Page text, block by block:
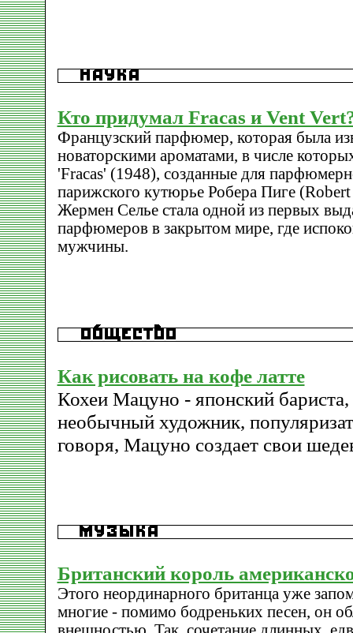
Кто придумал Fracas и Vent
Французский парфюмер, которая была
новаторскими ароматами, в числе
'Fracas' (1948), созданные для
парижского кутюрье Робера Пиге
Жермен Селье стала одной из первых
парфюмеров в закрытом мире, где
мужчины.
Как рисовать на кофе латте
Кохеи Мацуно - японский бариста,
необычный художник,
говоря, Мацуно создает свои
Британский король
Этого неординарного британца уже
многие - помимо бодреньких песен, он